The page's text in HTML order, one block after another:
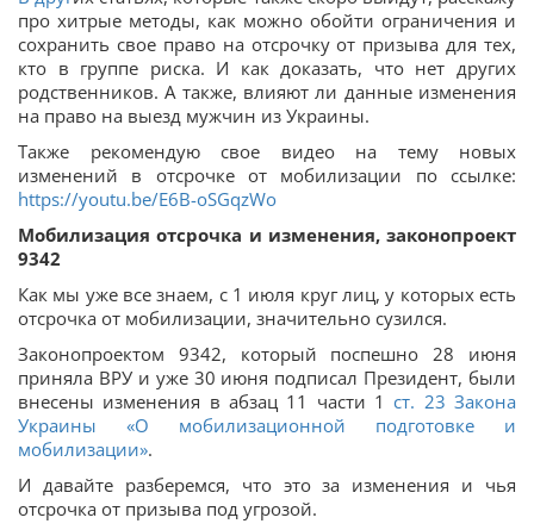
про хитрые методы, как можно обойти ограничения и
сохранить свое право на отсрочку от призыва для тех,
кто в группе риска. И как доказать, что нет других
родственников. А также, влияют ли данные изменения
на право на выезд мужчин из Украины.
Также рекомендую свое видео на тему новых
изменений в отсрочке от мобилизации по ссылке:
https://youtu.be/E6B-oSGqzWo
Мобилизация отсрочка и изменения, законопроект
9342
Как мы уже все знаем, с 1 июля круг лиц, у которых есть
отсрочка от мобилизации, значительно сузился.
Законопроектом 9342, который поспешно 28 июня
приняла ВРУ и уже 30 июня подписал Президент, были
внесены изменения в абзац 11 части 1ст. 23 Закона
Украины «О мобилизационной подготовке и
мобилизации».
И давайте разберемся, что это за изменения и чья
отсрочка от призыва под угрозой.